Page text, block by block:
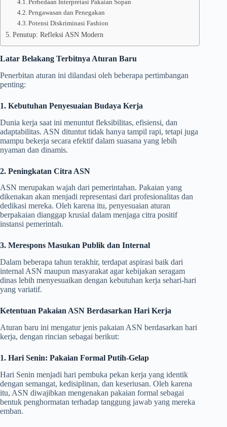
Perbedaan Interpretasi Pakaian Sopan
Pengawasan dan Penegakan
Potensi Diskriminasi Fashion
Penutup: Refleksi ASN Modern
Latar Belakang Terbitnya Aturan Baru
Penerbitan aturan ini dilandasi oleh beberapa pertimbangan
penting:
1. Kebutuhan Penyesuaian Budaya Kerja
Dunia kerja saat ini menuntut fleksibilitas, efisiensi, dan
adaptabilitas. ASN dituntut tidak hanya tampil rapi, tetapi juga
mampu bekerja secara efektif dalam suasana yang lebih
nyaman dan dinamis.
2. Peningkatan Citra ASN
ASN merupakan wajah dari pemerintahan. Pakaian yang
dikenakan akan menjadi representasi dari profesionalitas dan
dedikasi mereka. Oleh karena itu, penyesuaian aturan
berpakaian dianggap krusial dalam menjaga citra positif
instansi pemerintah.
3. Merespons Masukan Publik dan Internal
Dalam beberapa tahun terakhir, terdapat aspirasi baik dari
internal ASN maupun masyarakat agar kebijakan seragam
dinas lebih menyesuaikan dengan kebutuhan kerja sehari-hari
yang variatif.
Ketentuan Pakaian ASN Berdasarkan Hari Kerja
Aturan baru ini mengatur jenis pakaian ASN berdasarkan hari
kerja, dengan rincian sebagai berikut:
1. Hari Senin: Pakaian Formal Putih-Gelap
Hari Senin menjadi hari pembuka pekan kerja yang identik
dengan semangat, kedisiplinan, dan keseriusan. Oleh karena
itu, ASN diwajibkan mengenakan pakaian formal sebagai
bentuk penghormatan terhadap tanggung jawab yang mereka
emban.